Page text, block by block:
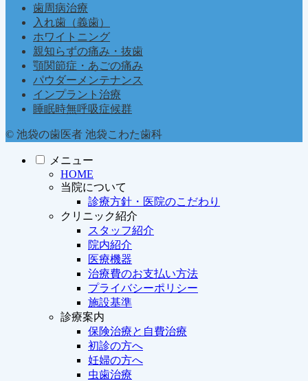
歯周病治療
入れ歯（義歯）
ホワイトニング
親知らずの痛み・抜歯
顎関節症・あごの痛み
パウダーメンテナンス
インプラント治療
睡眠時無呼吸症候群
© 池袋の歯医者 池袋こわた歯科
メニュー
HOME
当院について
診療方針・医院のこだわり
クリニック紹介
スタッフ紹介
院内紹介
医療機器
治療費のお支払い方法
プライバシーポリシー
施設基準
診療案内
保険治療と自費治療
初診の方へ
妊婦の方へ
虫歯治療